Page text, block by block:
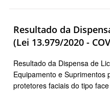
Resultado da
(Lei 13.979/2020 -
Resultado da Dispensa de
Equipamento e Suprimentos
protetores faciais do tipo